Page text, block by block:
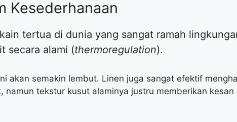
Kesederhanaan
tertua di dunia yang sangat ramah
secara alami (thermoregulation).
akan semakin lembut. Linen juga sangat efektif
namun tekstur kusut alaminya justru memberikan kesan